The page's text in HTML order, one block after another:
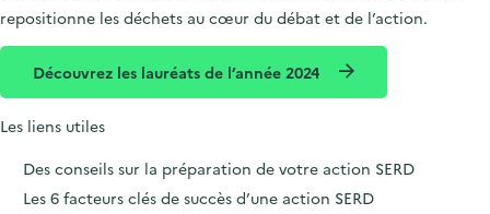
repositionne les déchets au cœur du débat et de l’action.
Découvrez les lauréats de l’année 2024
Les liens utiles
Des conseils sur la préparation de votre action SERD
Les 6 facteurs clés de succès d’une action SERD